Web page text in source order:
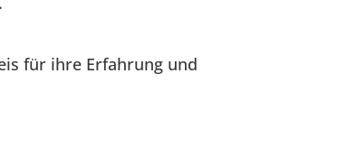
für ihre Erfahrung und